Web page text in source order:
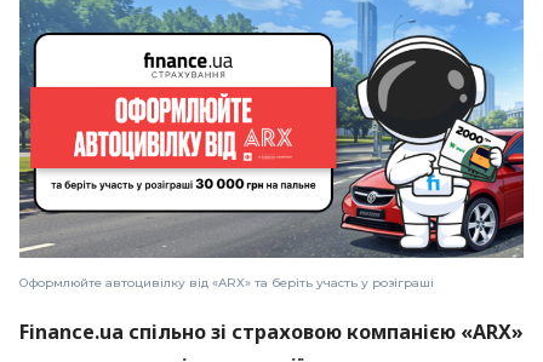
Оформлюйте автоцивілку від «ARX» та беріть участь у розіграші
Finance.ua спільно зі страховою компанією «ARX»